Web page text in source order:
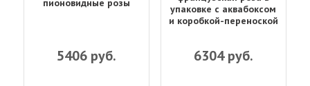
пионовидные розы
5406 руб.
упаковке с аквабоксом
и коробкой-переноской
6304руб.